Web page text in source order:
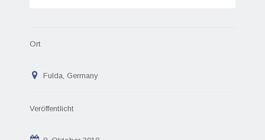
Ort
Fulda, Germany
Veröffentlicht